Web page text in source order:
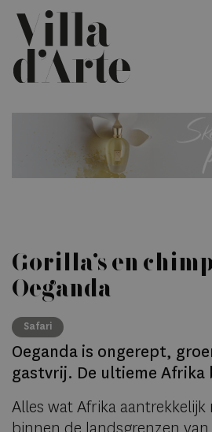
Gorilla’s en
Oeganda
Safari
Oeganda is ongerept,
gastvrij. De ultieme Afrika
Alles wat Afrika aantrekkelijk